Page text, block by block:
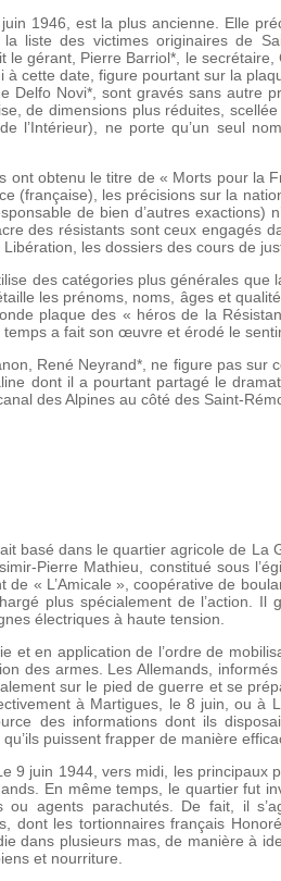
1946, est la plus ancienne. Elle
liste des victimes originaires de
gérant, Pierre Barriol*, le
à cette date, figure pourtant sur la
Delfo Novi*, sont gravés sans autre
de dimensions plus réduites,
l’Intérieur), ne porte qu’un seul
ont obtenu le titre de « Morts pour la
(française), les précisions sur la
de bien d’autres exactions)
des résistants sont ceux engagés
les dossiers des cours de
des catégories plus générales que
les prénoms, noms, âges et
plaque des « héros de la
a fait son œuvre et érodé le
René Neyrand*, ne figure pas sur
dont il a pourtant partagé le
des Alpines au côté des Saint-
basé dans le quartier agricole de La
Pierre Mathieu, constitué sous
« L’Amicale », coopérative de
plus spécialement de l’action. Il
électriques à haute tension.
et en application de l’ordre de
des armes. Les Allemands,
sur le pied de guerre et se
à Martigues, le 8 juin, ou à
des informations dont ils
puissent frapper de manière
9 juin 1944, vers midi, les principaux
En même temps, le quartier fut
ou agents parachutés. De fait, il
dont les tortionnaires français
dans plusieurs mas, de manière à
et nourriture.